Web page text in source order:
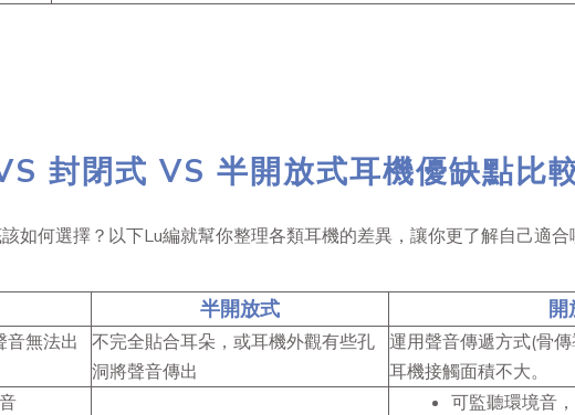
封閉式 VS 半開放式耳機優缺點比
如何選擇？以下Lu編就幫你整理各類耳機的差異，讓你更了解自己適合
半開放式
開
音無法出
不完全貼合耳朵，或耳機外觀有些孔
洞將聲音傳出
運用聲音傳遞方式(骨
耳機接觸面積不大。
可監聽環境音